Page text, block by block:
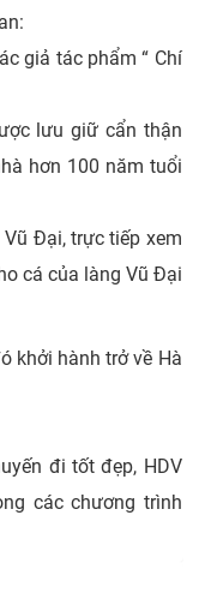
giả tác phẩm “ Chí
lưu giữ cẩn thận
hơn 100 năm tuổi
Đại, trực tiếp xem
cá của làng Vũ Đại
khởi hành trở về Hà
đi tốt đẹp, HDV
các chương trình